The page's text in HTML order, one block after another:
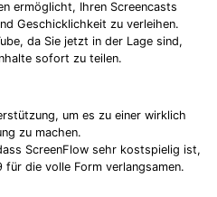
ermöglicht, Ihren Screencasts
Geschicklichkeit zu verleihen.
da Sie jetzt in der Lage sind,
sofort zu teilen.
um es zu einer wirklich
zu machen.
ScreenFlow sehr kostspielig ist,
für die volle Form verlangsamen.
a Pro, Edit